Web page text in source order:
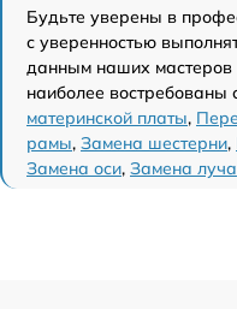
Будьте уверены в
с уверенностью
данным наших мастеров
наиболее востребованы
материнской платы,
рамы, Замена шестерни,
Замена оси, Замена луча